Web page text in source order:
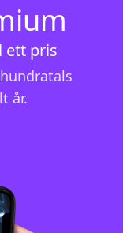
ett pris
år.